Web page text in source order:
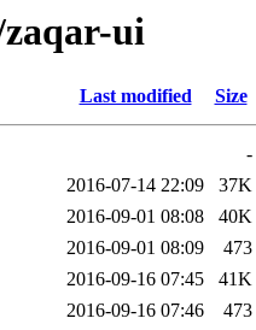
ui
Last modified Size
-
2016-07-14 22:09
37K
2016-09-01 08:08
40K
2016-09-01 08:09
473
2016-09-16 07:45
41K
2016-09-16 07:46
473